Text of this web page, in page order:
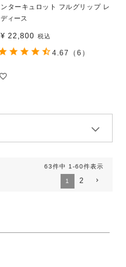
ンターキュロット フルグリップ レ
ディース
¥ 22,800 税込
4.67 （6）
63件中 1-60件表示
1 2